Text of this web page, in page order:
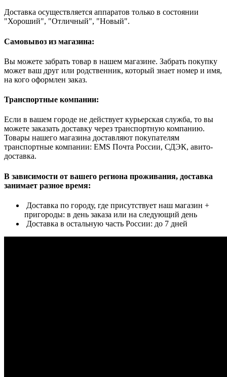
Доставка осуществляется аппаратов только в состоянии
"Хороший", "Отличный", "Новый".
Самовывоз из магазина:
Вы можете забрать товар в нашем магазине. Забрать покупку
может ваш друг или родственник, который знает номер и имя,
на кого оформлен заказ.
Транспортные компании:
Если в вашем городе не действует курьерская служба, то вы
можете заказать доставку через транспортную компанию.
Товары нашего магазина доставляют покупателям
транспортные компании: EMS Почта России, СДЭК, авито-
доставка.
В зависимости от вашего региона проживания, доставка
занимает разное время:
Доставка по городу, где присутствует наш магазин +
пригороды: в день заказа или на следующий день
Доставка в остальную часть России: до 7 дней